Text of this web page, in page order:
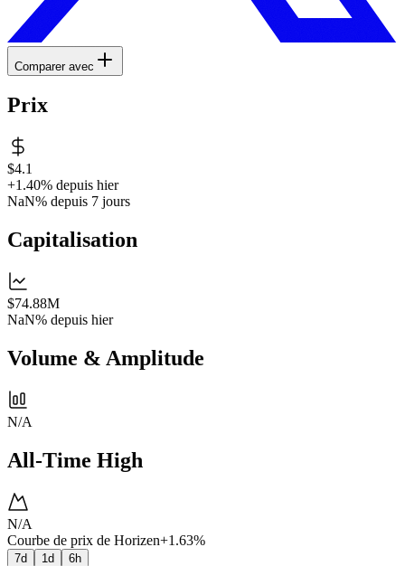
Comparer avec
Prix
$4.1
+1.40% depuis hier
NaN% depuis 7 jours
Capitalisation
$74.88M
NaN% depuis hier
Volume & Amplitude
N/A
All-Time High
N/A
Courbe de prix de Horizen+1.63%
7d 1d 6h